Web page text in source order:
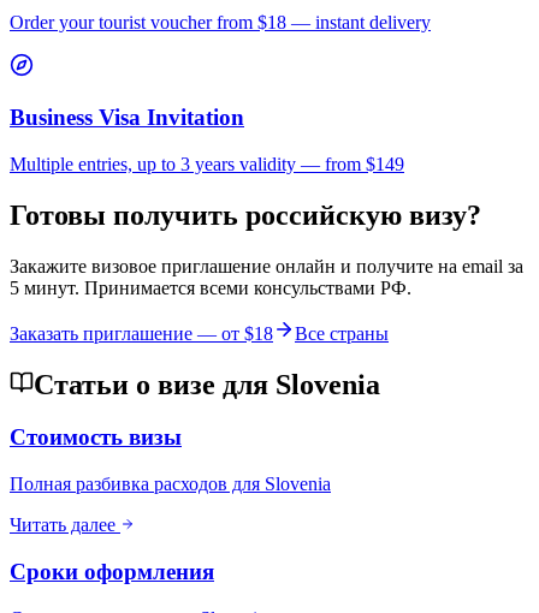
Order your tourist voucher from $18 — instant delivery
Business Visa Invitation
Multiple entries, up to 3 years validity — from $149
Готовы получить российскую визу?
Закажите визовое приглашение онлайн и получите на email за
5 минут. Принимается всеми консульствами РФ.
Заказать приглашение — от $18 Все страны
Статьи о визе для Slovenia
Стоимость визы
Полная разбивка расходов для Slovenia
Читать далее
Сроки оформления